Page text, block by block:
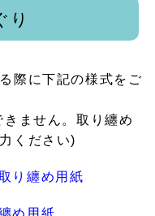
り
際に下記の様式をご
ません。取り纏め
ください)
り纏め用紙
め用紙